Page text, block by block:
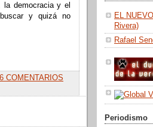
democracia y el
y quizá no
6 COMENTARIOS
EL
Rivera)
Rafael
Periodismo